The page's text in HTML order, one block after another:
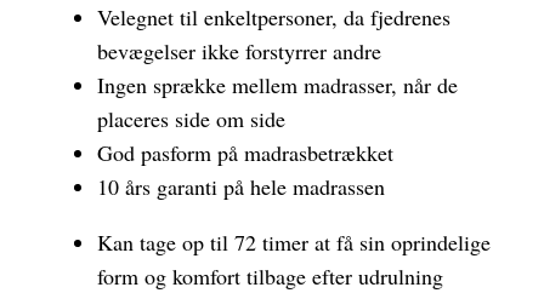
Velegnet til enkeltpersoner, da fjedrenes
bevægelser ikke forstyrrer andre
Ingen sprække mellem madrasser, når de
placeres side om side
God pasform på madrasbetrækket
10 års garanti på hele madrassen
Kan tage op til 72 timer at få sin oprindelige
form og komfort tilbage efter udrulning